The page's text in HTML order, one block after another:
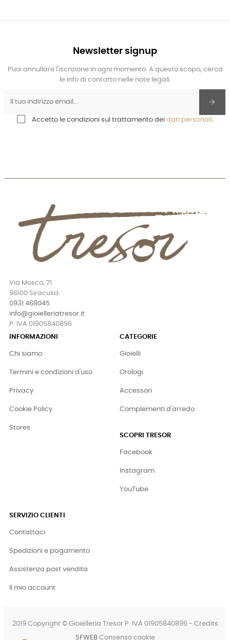
Newsletter signup
Puoi annullare l'iscrizione in ogni momento. A questo scopo, cerca
le info di contatto nelle note legali.
Accetto le condizioni sul trattamento dei dati personali.
Via Mosco, 71
96100 Siracusa
0931 468045
info@gioielleriatresor.it
P. IVA 01905840896
INFORMAZIONI
Chi siamo
Termini e condizioni d'uso
Privacy
Cookie Policy
Stores
CATEGORIE
Gioielli
Orologi
Accessori
Complementi d'arredo
SCOPRI TRESOR
Facebook
Instagram
YouTube
SERVIZIO CLIENTI
Contattaci
Spedizioni e pagamento
Assistenza post vendita
Il mio account
2019 Copyright © Gioielleria Tresor P. IVA 01905840896 - Credits
SFWEB Consenso cookie